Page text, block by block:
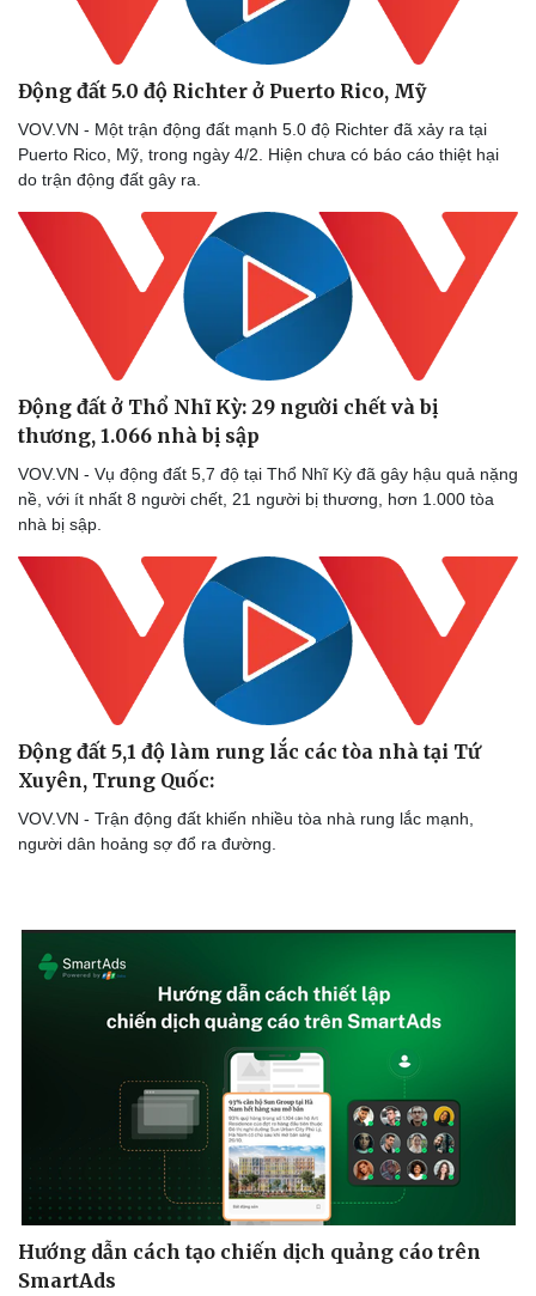
Thể thao
Bóng đá
Ô tô - Xe máy
Động đất 5.0 độ Richter ở Puerto Rico, Mỹ
VOV.VN - Một trận động đất mạnh 5.0 độ Richter đã xảy ra tại
Puerto Rico, Mỹ, trong ngày 4/2. Hiện chưa có báo cáo thiệt hại
do trận động đất gây ra.
Động đất ở Thổ Nhĩ Kỳ: 29 người chết và bị
thương, 1.066 nhà bị sập
VOV.VN - Vụ động đất 5,7 độ tại Thổ Nhĩ Kỳ đã gây hậu quả nặng
nề, với ít nhất 8 người chết, 21 người bị thương, hơn 1.000 tòa
nhà bị sập.
Động đất 5,1 độ làm rung lắc các tòa nhà tại Tứ
Xuyên, Trung Quốc:
VOV.VN - Trận động đất khiến nhiều tòa nhà rung lắc mạnh,
người dân hoảng sợ đổ ra đường.
Hướng dẫn cách tạo chiến dịch quảng cáo trên
SmartAds